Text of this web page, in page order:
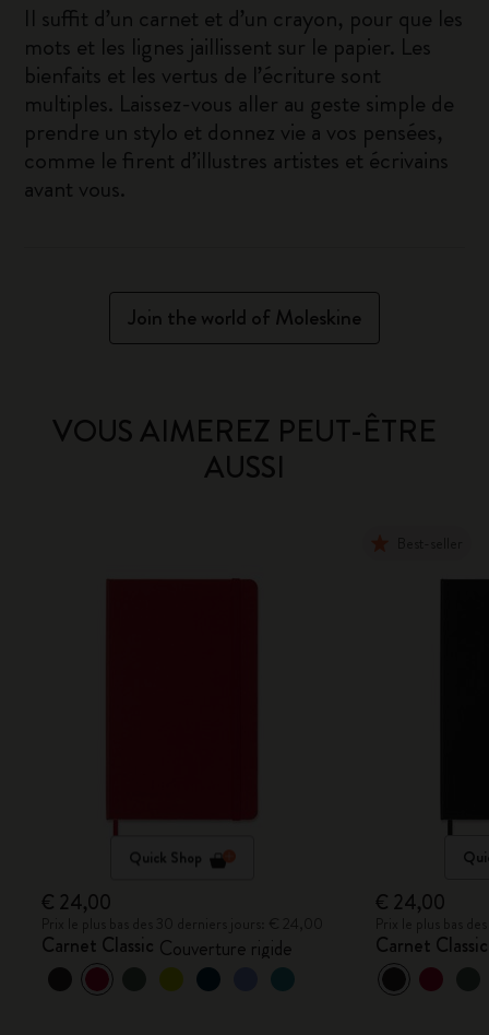
Il suffit d’un carnet et d’un crayon, pour que les
mots et les lignes jaillissent sur le papier. Les
bienfaits et les vertus de l’écriture sont
multiples. Laissez-vous aller au geste simple de
prendre un stylo et donnez vie a vos pensées,
comme le firent d’illustres artistes et écrivains
avant vous.
Join the world of Moleskine
VOUS AIMEREZ PEUT-ÊTRE
AUSSI
Quick Shop
€ 24,00
Carnet Classic Couverture rigide
€ 24,00
Carnet Classic